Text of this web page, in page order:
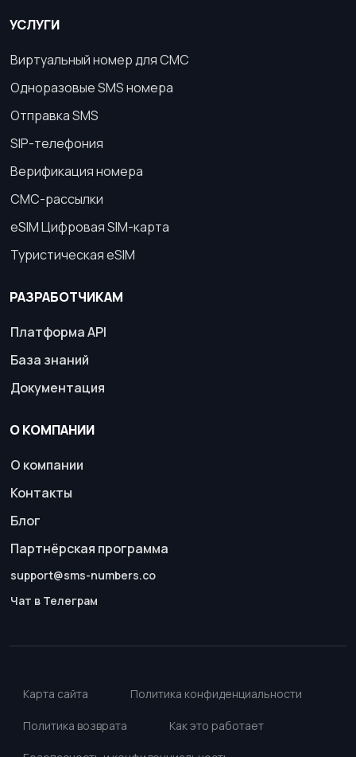
УСЛУГИ
Виртуальный номер для СМС
Одноразовые SMS номера
Отправка SMS
SIP-телефония
Верификация номера
СМС-рассылки
eSIM Цифровая SIM-карта
Туристическая eSIM
РАЗРАБОТЧИКАМ
Платформа API
База знаний
Документация
О КОМПАНИИ
О компании
Контакты
Блог
Партнёрская программа
support@sms-numbers.co
Чат в Телеграм
Карта сайта Политика конфиденциальности
Политика возврата Как это работает